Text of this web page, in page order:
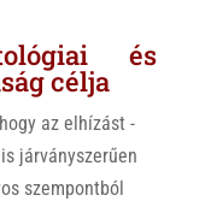
és
célja
az elhízást -
járványszerűen
szempontból